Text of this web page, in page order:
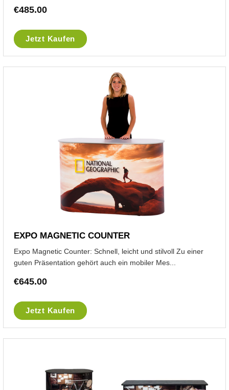
€485.00
Jetzt Kaufen
EXPO MAGNETIC COUNTER
Expo Magnetic Counter: Schnell, leicht und stilvoll Zu einer
guten Präsentation gehört auch ein mobiler Mes...
€645.00
Jetzt Kaufen